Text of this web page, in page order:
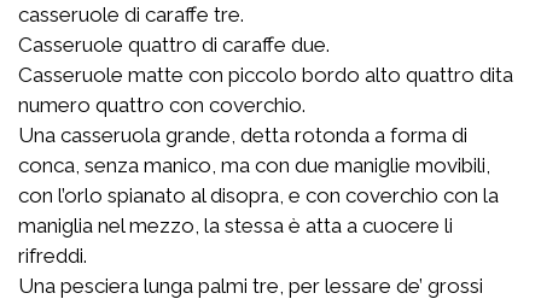
casseruole di caraffe tre.
Casseruole quattro di caraffe due.
Casseruole matte con piccolo bordo alto quattro dita
numero quattro con coverchio.
Una casseruola grande, detta rotonda a forma di
conca, senza manico, ma con due maniglie movibili,
con l’orlo spianato al disopra, e con coverchio con la
maniglia nel mezzo, la stessa è atta a cuocere li
rifreddi.
Una pesciera lunga palmi tre, per lessare de’ grossi